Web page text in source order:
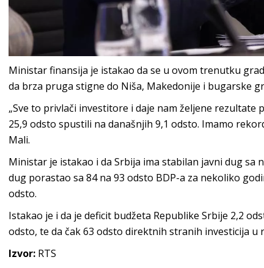
Ministar finansija je istakao da se u ovom trenutku
da brza pruga stigne do Niša, Makedonije i bugarske
„Sve to privlači investitore i daje nam željene rezultate
25,9 odsto spustili na današnjih 9,1 odsto. Imamo
Mali.
Ministar je istakao i da Srbija ima stabilan javni dug sa
dug porastao sa 84 na 93 odsto BDP-a za nekoliko
odsto.
Istakao je i da je deficit budžeta Republike Srbije 2,2
odsto, te da čak 63 odsto direktnih stranih investicija u
Izvor: RTS